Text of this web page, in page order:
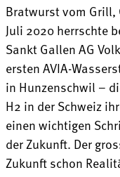
Bratwurst vom Grill,
Juli 2020 herrschte
Sankt Gallen AG
ersten AVIA-
in Hunzenschwil –
H2 in der Schweiz
einen wichtigen
der Zukunft. Der
Zukunft schon